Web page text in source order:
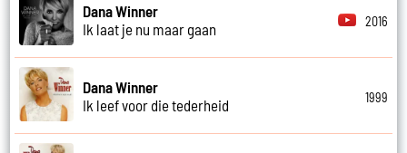
Dana Winner
Ik laat je nu maar gaan
2016
Dana Winner
Ik leef voor die tederheid
1999